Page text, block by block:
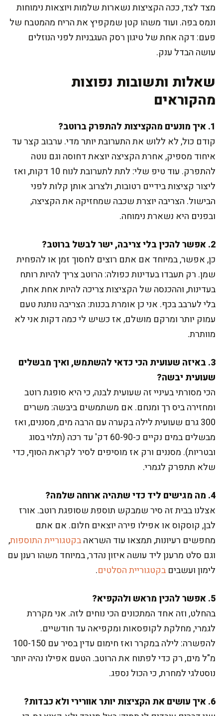
מצד לצד, ככה הקציצות נשארות שלמות ויוצאות נימוחות
ונמס בפה. ועוד משהו קטן שמקפיץ את הריח מהמטבח של
פעם: דקה אחת של טיגון רסק העגבניות לפני הנוזלים
עושה הבדל ענק.
שאלות ותשובות נפוצות
מהקוראים
1. איך מונעים מהקציצות להתפרק ברוטב?
קודם כול, לא ללוש את התערובת יותר מדי. ערבוב קצר עד
איחוד מספיק, אחרת הקציצה יוצאת דחוסה וגם נוטה
להתפרק. עוד טיפ שלי: לתת לתערובת לנוח 10 דקות, ואז
ליצור קציצות בידיים רטובות, ולצרוב אותן קלות לפני
הבישול. הצריבה יוצרת שכבה שמחזיקה את הקציצה,
ובפנים היא נשארת נימוחה.
2. אפשר להכין בלי צריבה, ישר לבשל ברוטב?
כן, אפשר, במיוחד אם אתם רוצים לחסוך זמן או להפחית
שמן. רק תעבדו בעדינות כפולה: הרוטב צריך להיות רותח
בעדינות, וההכנסה של הקציצות צריכה להיות אחת אחת,
בלי לערבב בכף. אני כן אומרת בכנות: הצריבה נותנת טעם
עמוק יותר ומרקם מושלם, אז כשיש לי כמה דקות אני לא
מוותרת.
3. באיזה שעועית הכי כדאי להשתמש, ואיך מבשלים
שעועית יבשה?
הכי מסורתי בעיניי זה שעועית לבנה, כי היא סופגת רוטב
ומחזירה ביס רך ומנחם. אם משתמשים ביבשה: משרים
300 גרם שעועית לילה בקערה עם הרבה מים, מסננים, ואז
מבשלים במים נקיים כ-60-90 דק' עד רכה (תלוי בסוג
ובטריות). מסננים ורק אז מוסיפים לסיר לקראת הסוף, כדי
שלא תתפרק לגמרי.
4. מה מגישים ליד כדי שתהיה ארוחה שלמה?
אצלנו בבית זה סיר שמבקש תוספת שסופגת רוטב. אורז
לבן, קוסקוס או אפילו פירה יוצאים חלום. אם אתם
מחפשים רעיונות, תמצאו עוד השראהבקטגוריית התוספות,
וגם סלט מרענן ליד עושה איזון נהדר, במיוחד משהו רענן עם
לימון ועשבים בקטגוריית הסלטים.
5. אפשר להכין מראש ולהקפיא?
בהחלט, וזה אחד המתכונים הכי נוחים לזה. אני מקררת
לגמרי, מחלקת לקופסאות ומקפיאה עד חודשיים.
להפשרה: לילה במקרר ואז חימום עדין בסיר עם 100-150
מ"ל מים, רק כדי לפתוח את הרוטב. הטעם אפילו נהיה יותר
נוסטלגי למחרת, כי הכול נספג.
6. איך עושים את הקציצות יותר אוורירי ולא כבדות?